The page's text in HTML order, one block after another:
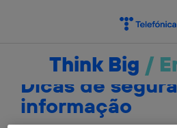
Think Big /
Dicas de
informação